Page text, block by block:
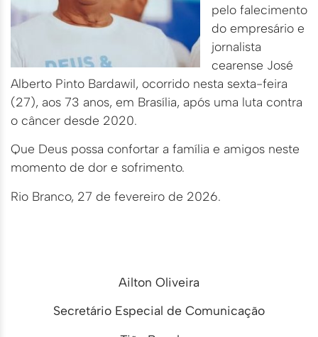
pelo falecimento
do empresário e
jornalista
cearense José
Alberto Pinto Bardawil, ocorrido nesta sexta-feira
(27), aos 73 anos, em Brasília, após uma luta contra
o câncer desde 2020.
Que Deus possa confortar a família e amigos neste
momento de dor e sofrimento.
Rio Branco, 27 de fevereiro de 2026.
Ailton Oliveira
Secretário Especial de Comunicação